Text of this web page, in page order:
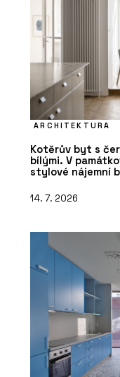
ARCHITEKTURA
Kotěrův byt s
bílými. V
stylové nájemní
14. 7. 2026